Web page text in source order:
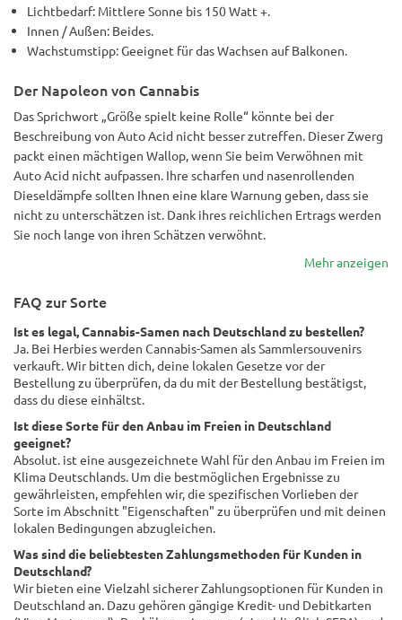
Lichtbedarf: Mittlere Sonne bis 150 Watt +.
Innen / Außen: Beides.
Wachstumstipp: Geeignet für das Wachsen auf Balkonen.
Der Napoleon von Cannabis
Das Sprichwort „Größe spielt keine Rolle“ könnte bei der
Beschreibung von Auto Acid nicht besser zutreffen. Dieser Zwerg
packt einen mächtigen Wallop, wenn Sie beim Verwöhnen mit
Auto Acid nicht aufpassen. Ihre scharfen und nasenrollenden
Dieseldämpfe sollten Ihnen eine klare Warnung geben, dass sie
nicht zu unterschätzen ist. Dank ihres reichlichen Ertrags werden
Sie noch lange von ihren Schätzen verwöhnt.
Mehr anzeigen
FAQ zur Sorte
Ist es legal, Cannabis-Samen nach Deutschland zu bestellen?
Ja. Bei Herbies werden Cannabis-Samen als Sammlersouvenirs
verkauft. Wir bitten dich, deine lokalen Gesetze vor der
Bestellung zu überprüfen, da du mit der Bestellung bestätigst,
dass du diese einhältst.
Ist diese Sorte für den Anbau im Freien in Deutschland
geeignet?
Absolut. ist eine ausgezeichnete Wahl für den Anbau im Freien im
Klima Deutschlands. Um die bestmöglichen Ergebnisse zu
gewährleisten, empfehlen wir, die spezifischen Vorlieben der
Sorte im Abschnitt "Eigenschaften" zu überprüfen und mit deinen
lokalen Bedingungen abzugleichen.
Was sind die beliebtesten Zahlungsmethoden für Kunden in
Deutschland?
Wir bieten eine Vielzahl sicherer Zahlungsoptionen für Kunden in
Deutschland an. Dazu gehören gängige Kredit- und Debitkarten